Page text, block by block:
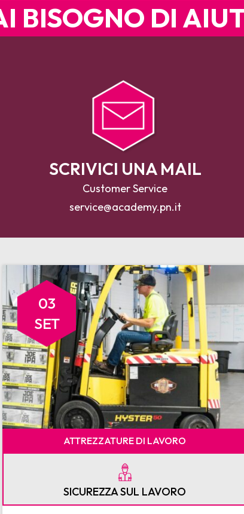
BISOGNO DI
SCRIVICI UNA MAIL
Customer Service
service@academy.pn.it
03
SET
ATTREZZATURE DI LAVORO
SICUREZZA SUL LAVORO